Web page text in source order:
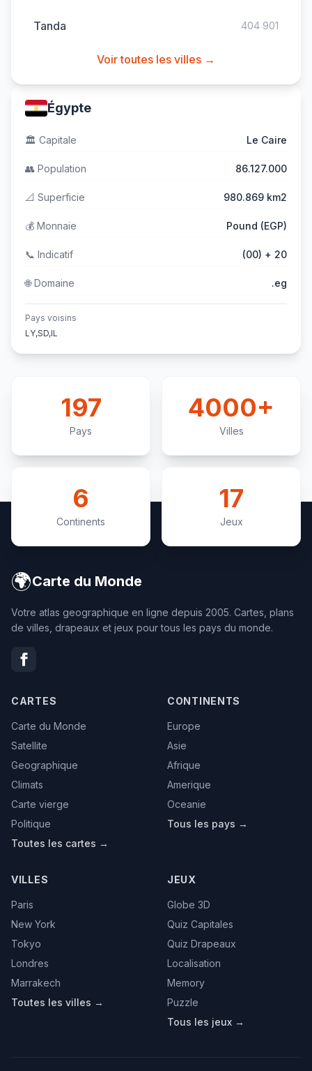
Tanda 404 901
Voir toutes les villes →
Égypte
🏛️ Capitale Le Caire
👥 Population 86.127.000
📐 Superficie 980.869 km2
💰 Monnaie Pound (EGP)
📞 Indicatif (00) + 20
🌐Domaine .eg
Pays voisins
LY,SD,IL
197
Pays
4000+
Villes
6
Continents
17
Jeux
🌍Carte du Monde
Votre atlas geographique en ligne depuis 2005. Cartes, plans
de villes, drapeaux et jeux pour tous les pays du monde.
CARTES
Carte du Monde
Satellite
Geographique
Climats
Carte vierge
Politique
Toutes les cartes →
CONTINENTS
Europe
Asie
Afrique
Amerique
Oceanie
Tous les pays →
VILLES
Paris
New York
Tokyo
Londres
Marrakech
Toutes les villes →
JEUX
Globe 3D
Quiz Capitales
Quiz Drapeaux
Localisation
Memory
Puzzle
Tous les jeux →